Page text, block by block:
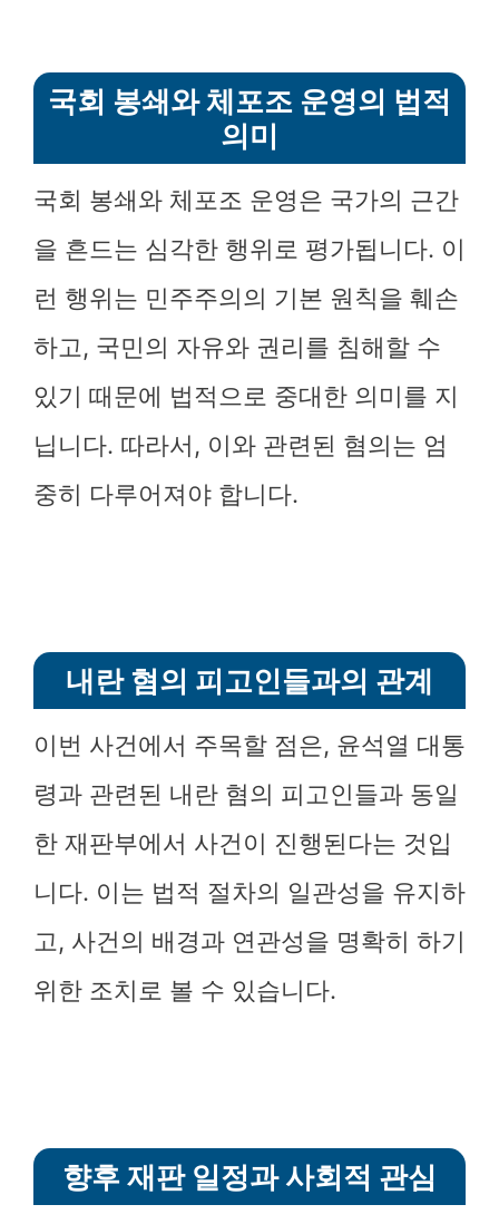
국회 봉쇄와 체포조 운영의 법적
의미
국회 봉쇄와 체포조 운영은 국가의 근간
을 흔드는 심각한 행위로 평가됩니다. 이
런 행위는 민주주의의 기본 원칙을 훼손
하고, 국민의 자유와 권리를 침해할 수
있기 때문에 법적으로 중대한 의미를 지
닙니다. 따라서, 이와 관련된 혐의는 엄
중히 다루어져야 합니다.
내란 혐의 피고인들과의 관계
이번 사건에서 주목할 점은, 윤석열 대통
령과 관련된 내란 혐의 피고인들과 동일
한 재판부에서 사건이 진행된다는 것입
니다. 이는 법적 절차의 일관성을 유지하
고, 사건의 배경과 연관성을 명확히 하기
위한 조치로 볼 수 있습니다.
향후 재판 일정과 사회적 관심